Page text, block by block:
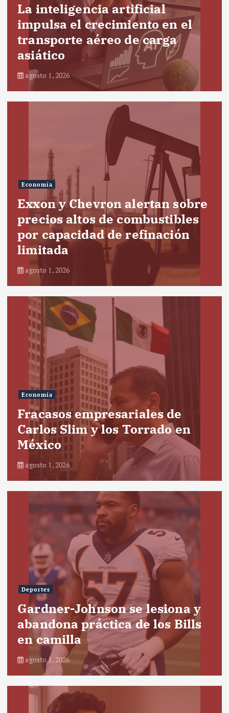
La inteligencia artificial
impulsa el crecimiento en el
transporte aéreo de carga
asiático
agosto 1, 2026
Economía
Exxon y Chevron alertan sobre
precios altos de combustibles
por capacidad de refinación
limitada
agosto 1, 2026
Economía
Fracasos empresariales de
Carlos Slim y los Torrado en
México
agosto 1, 2026
Deportes
Gardner-Johnson se lesiona y
abandona práctica de los Bills
en camilla
agosto 1, 2026